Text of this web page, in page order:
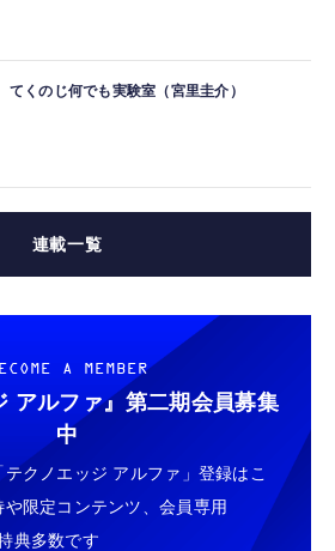
てくのじ何でも実験室（宮里圭介）
連載一覧
A MEMBER
アルファ』 第二期会員募集
中
クノエッジ アルファ」登録はこ
限定コンテンツ、会員専用
典多数です